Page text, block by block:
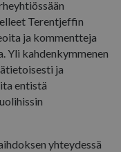
Terentjeffin
ja kommentteja
Yli kahdenkymmenen
ja
entistä
yhteydessä